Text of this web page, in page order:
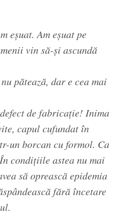
eşuat. Am eşuat pe
vin să-şi ascundă
pătează, dar e cea mai
de fabricaţie! Inima
capul cufundat în
un borcan cu formol. Ca
condiţiile astea nu mai
să oprească epidemia
fără încetare